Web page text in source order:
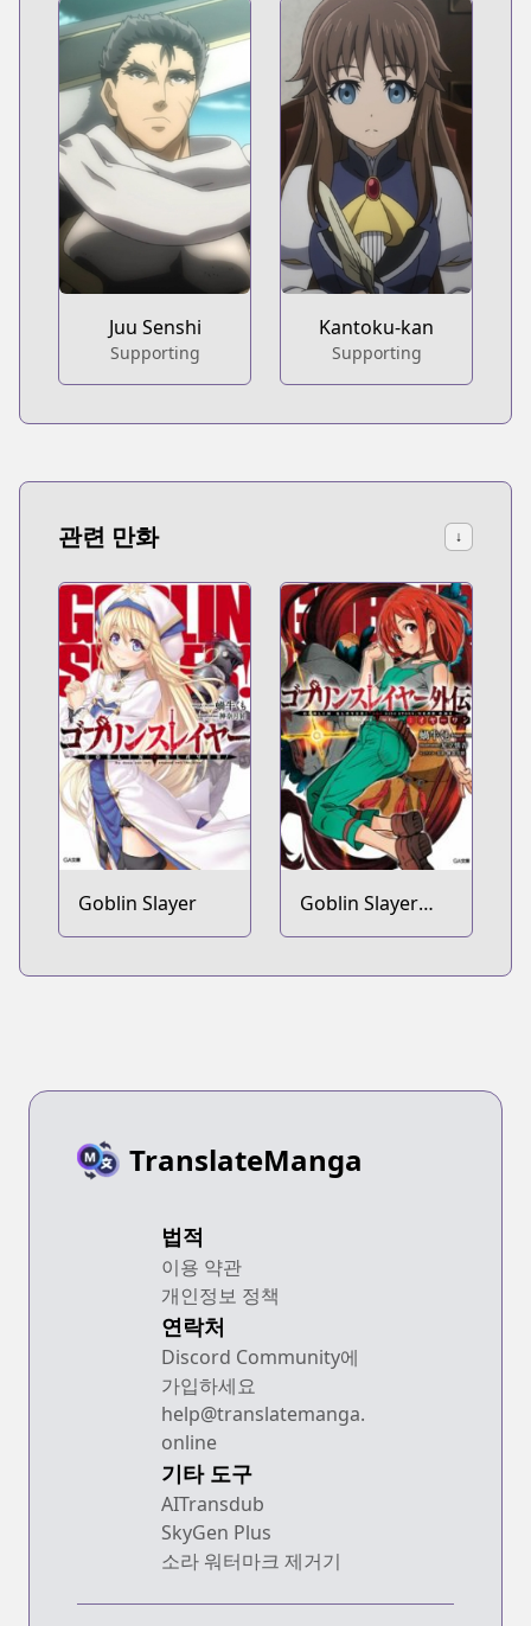
Juu Senshi
Supporting
Kantoku-kan
Supporting
관련 만화 ↓
Goblin Slayer
Goblin Slayer
Gaiden: Year
TranslateManga
법적
이용 약관
개인정보 정책
연락처
Discord Community에
가입하세요
help@translatemanga.
online
기타 도구
AITransdub
SkyGen Plus
소라 워터마크 제거기